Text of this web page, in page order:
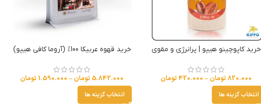
خرید کاپوچینو هیپو | پرانرژی و مقوی
820.000تومان–
420.000 تومان
انتخاب گزینه ها
خرید قهوه عربیکا 100% (آروما کافی هیپو)
5.842.000 تومان–
1.590.000 تومان
انتخاب گزینه ها